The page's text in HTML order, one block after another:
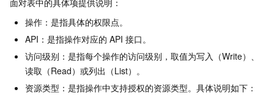
面对表中的具体项提供说明：
操作：是指具体的权限点。
API：是指操作对应的 API 接口。
访问级别：是指每个操作的访问级别，取值为写入（Write）、
读取（Read）或列出（List）。
资源类型：是指操作中支持授权的资源类型。具体说明如下：